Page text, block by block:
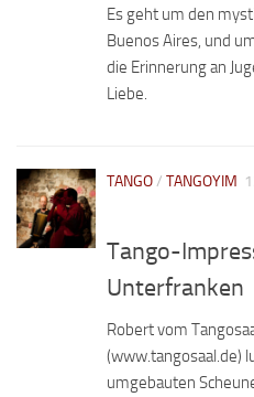
Es geht um den
Buenos Aires, und
die Erinnerung an
Liebe.
TANGO/ TANGOYIM
Tango-
Unterfranken
Robert vom
(www.tangosaal.de)
umgebauten